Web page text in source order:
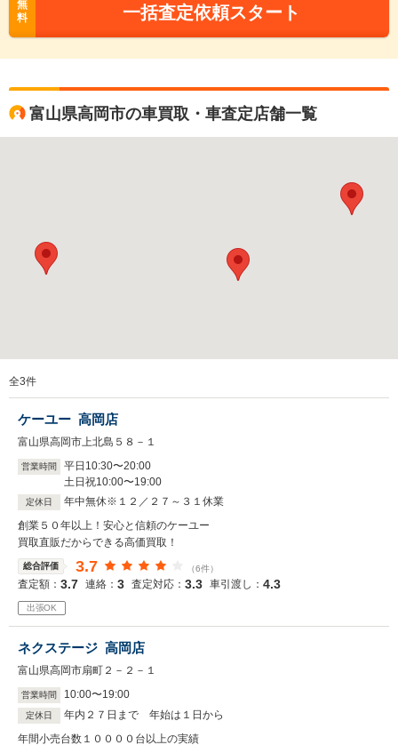
無
料
一括査定依頼スタート
富山県高岡市の車買取・車査定店舗一覧
全3件
ケーユー 高岡店
富山県高岡市上北島５８－１
営業時間 平日 10:30〜20:00
土日祝10:00〜19:00
定休日
年中無休※１２／２７～３１休業
創業５０年以上！安心と信頼のケーユー
買取直販だからできる高価買取！
総合評価 3.7 （6件）
査定額： 3.7 連絡： 3 査定対応： 3.3 車引渡し： 4.3
出張OK
ネクステージ 高岡店
富山県高岡市扇町２－２－１
営業時間 10:00〜19:00
定休日
年内２７日まで 年始は１日から
年間小売台数１００００台以上の実績